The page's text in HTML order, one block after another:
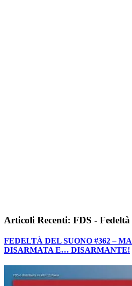
Articoli Recenti: FDS - Fedeltà
FEDELTÀ DEL SUONO #362 –
DISARMATA E… DISARMANTE!